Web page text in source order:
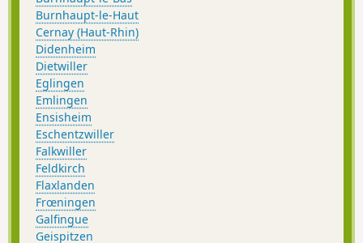
Burnhaupt-le-Haut
Cernay (Haut-Rhin)
Didenheim
Dietwiller
Eglingen
Emlingen
Ensisheim
Eschentzwiller
Falkwiller
Feldkirch
Flaxlanden
Frœningen
Galfingue
Geispitzen